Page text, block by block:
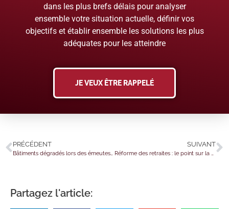
dans les plus brefs délais pour analyser
ensemble votre situation actuelle, définir vos
objectifs et établir ensemble les solutions les plus
adéquates pour les atteindre
JE VEUX ÊTRE RAPPELÉ
PRÉCÉDENT SUIVANT
Partagez l'article: